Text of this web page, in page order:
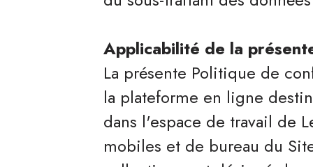
Applicabilité de la
La présente Politique de
la plateforme en ligne
dans l'espace de travail de
mobiles et de bureau du